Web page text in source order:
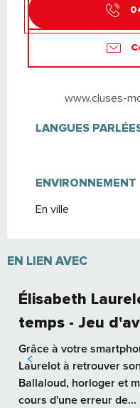
www.cluses-
LANGUES
LANGUES
ENVIRONNEMENT
ENVIRONNEMENT
En ville
EN LIEN AVEC
Élisabeth
temps - Jeu
Grâce à votre
Laurelot à retrouver
Ballaloud, horloger et
cours d'une erreur de...